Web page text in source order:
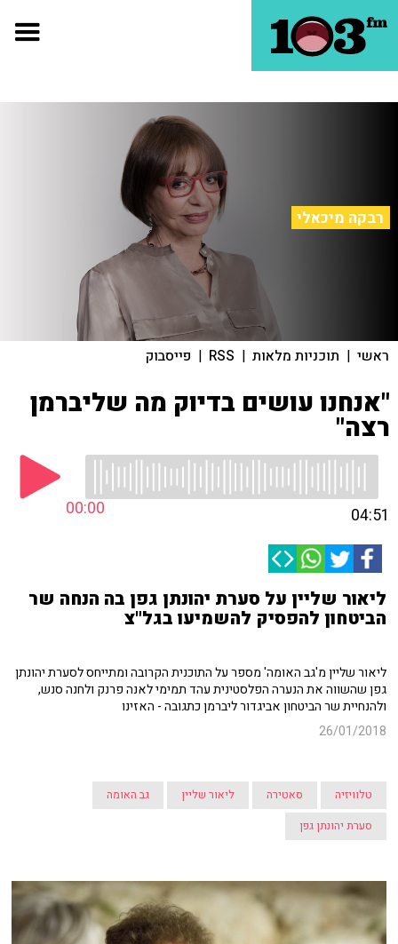
רבקה מיכאלי
ראשי | תוכניות מלאות |
RSS
| פייסבוק
"אנחנו עושים בדיוק מה שליברמן
רצה"
00:00 04:51
ליאור שליין על סערת יהונתן גפן בה הנחה שר
הביטחון להפסיק להשמיעו בגל"צ
ליאור שליין מ'גב האומה' מספר על התוכנית הקרובה ומתייחס לסערת יהונתן
גפן שהשווה את הנערה הפלסטינית עהד תמימי לאנה פרנק ולחנה סנש,
ולהנחיית שר הביטחון אביגדור ליברמן כתגובה - האזינו
26/01/2018
טלוויזיה סאטירה ליאור שליין
גב האומה
סערת יהונתן גפן